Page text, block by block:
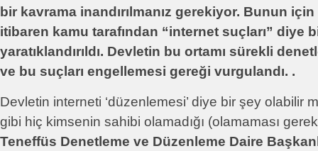
bir kavrama inandırılmanız gerekiyor. Bunun
itibaren kamu tarafından “internet suçları” diye
yaratıklandırıldı. Devletin bu ortamı sürekli
ve bu suçları engellemesi gereği vurgulandı. .
Devletin interneti ‘düzenlemesi’ diye bir şey olabilir
gibi hiç kimsenin sahibi olamadığı (olamaması
Teneffüs Denetleme ve Düzenleme Daire